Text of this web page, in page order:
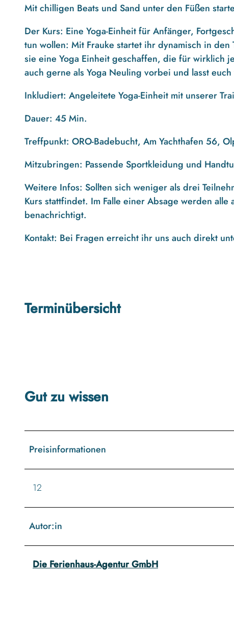
Mit chilligen Beats und Sand unter den Füßen
Der Kurs: Eine Yoga-Einheit für Anfänger,
tun wollen: Mit Frauke startet ihr dynamisch in
sie eine Yoga Einheit geschaffen, die für wirklich
auch gerne als Yoga Neuling vorbei und lasst
Inkludiert: Angeleitete Yoga-Einheit mit unserer
Dauer: 45 Min.
Treffpunkt: ORO-Badebucht, Am Yachthafen 56,
Mitzubringen: Passende Sportkleidung und
Weitere Infos: Sollten sich weniger als drei
Kurs stattfindet. Im Falle einer Absage werden
benachrichtigt.
Kontakt: Bei Fragen erreicht ihr uns auch direkt
Terminübersicht
Gut zu wissen
Preisinformationen
12
Autor:in
Die Ferienhaus-Agentur GmbH